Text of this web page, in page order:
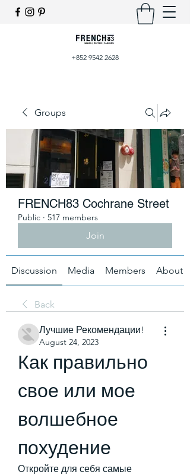
+852 9542 2628
Groups
FRENCH83 Cochrane Street
Public · 517 members
Join
Discussion Media Members About
Back
Лучшие Рекомендации!
August 24, 2023
Как правильно
свое или мое
волшебное
похудение
Откройте для себя самые